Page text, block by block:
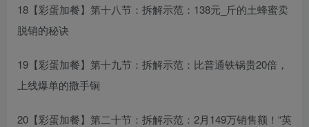
18【彩蛋加餐】第十八节：拆解示范：138元_斤的土蜂蜜卖
脱销的秘诀
19【彩蛋加餐】第十九节：拆解示范：比普通铁锅贵20倍，
上线爆单的撒手锏
20【彩蛋加餐】第二十节：拆解示范：2月149万销售额！“英